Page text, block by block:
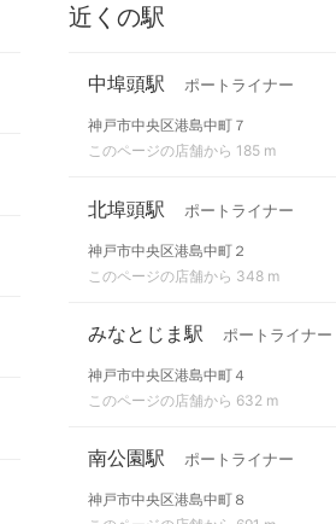
近くの駅
中埠頭駅 ポートライナー
神戸市中央区港島中町７
このページの店舗から 185 m
北埠頭駅 ポートライナー
神戸市中央区港島中町２
このページの店舗から 348 m
みなとじま駅 ポートライナー
神戸市中央区港島中町４
このページの店舗から 632 m
南公園駅 ポートライナー
神戸市中央区港島中町８